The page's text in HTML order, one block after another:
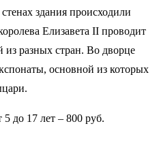
здания происходили
Елизавета II проводит
из разных стран. Во дворце
основной из которых
5 до 17 лет – 800 руб.